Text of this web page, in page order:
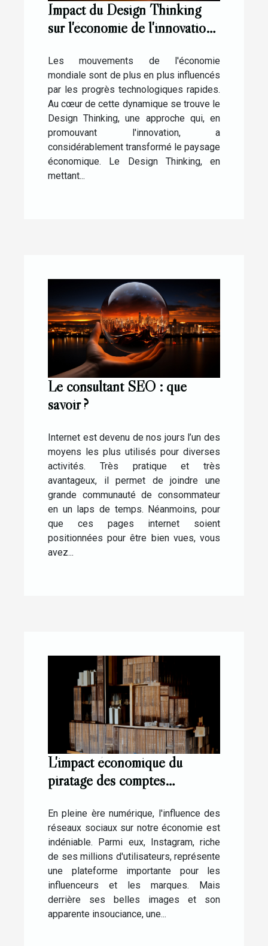
Impact du Design Thinking
sur l'économie de l'innovation
Les mouvements de l'économie
mondiale sont de plus en plus influencés
par les progrès technologiques rapides.
Au cœur de cette dynamique se trouve le
Design Thinking, une approche qui, en
promouvant l'innovation, a
considérablement transformé le paysage
économique. Le Design Thinking, en
mettant...
Le consultant SEO : que
savoir ?
Internet est devenu de nos jours l’un des
moyens les plus utilisés pour diverses
activités. Très pratique et très
avantageux, il permet de joindre une
grande communauté de consommateur
en un laps de temps. Néanmoins, pour
que ces pages internet soient
positionnées pour être bien vues, vous
avez...
L'impact économique du
piratage des comptes
influenceurs
En pleine ère numérique, l'influence des
réseaux sociaux sur notre économie est
indéniable. Parmi eux, Instagram, riche
de ses millions d'utilisateurs, représente
une plateforme importante pour les
influenceurs et les marques. Mais
derrière ses belles images et son
apparente insouciance, une...